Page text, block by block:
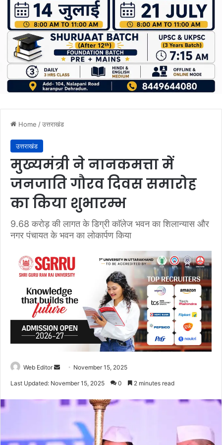
Home /उत्तराखंड
उत्तराखंड
मुख्यमंत्री ने नानकमत्ता में
जनजाति गौरव दिवस समारोह
का किया शुभारम्भ
9.68 करोड़ की लागत के डिग्री काॅलेज भवन का शिलान्यास और
नगर पंचायत के भवन का लोकार्पण किया
Web Editor
d
e
November 15, 2025
Last Updated: November 15, 2025 0 2 minutes read